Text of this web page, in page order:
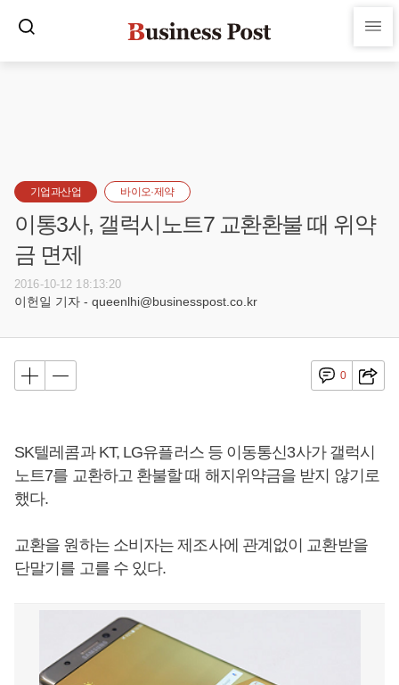
기업과산업 바이오·제약
이통3사, 갤럭시노트7 교환환불 때 위약
금 면제
2016-10-12 18:13:20
이헌일 기자 - queenlhi@businesspost.co.kr
0
SK텔레콤과 KT, LG유플러스 등 이동통신3사가 갤럭시
노트7를 교환하고 환불할 때 해지위약금을 받지 않기로
했다.
교환을 원하는 소비자는 제조사에 관계없이 교환받을
단말기를 고를 수 있다.